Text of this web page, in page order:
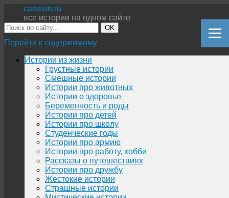
carsson.ru
все истории на одном сайте
OK
Перейти к содержимому
Истории из жизни
Грустные истории
Смешные истории
Истории про животных
Истории о здоровье
Беременность и роды
Истории про детей
Истории про школу
Студенческие годы
Истории про армию
Истории про работу, хобби
Рассказы о путешествиях
Истории про дружбу
Жестокие истории
Страшные истории